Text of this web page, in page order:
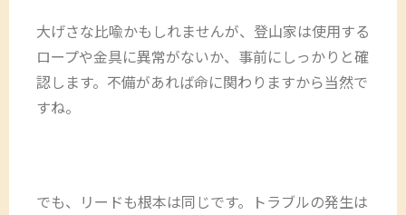
大げさな比喩かもしれませんが、登山家は使用する
ロープや金具に異常がないか、事前にしっかりと確
認します。不備があれば命に関わりますから当然で
すね。
でも、リードも根本は同じです。トラブルの発生は